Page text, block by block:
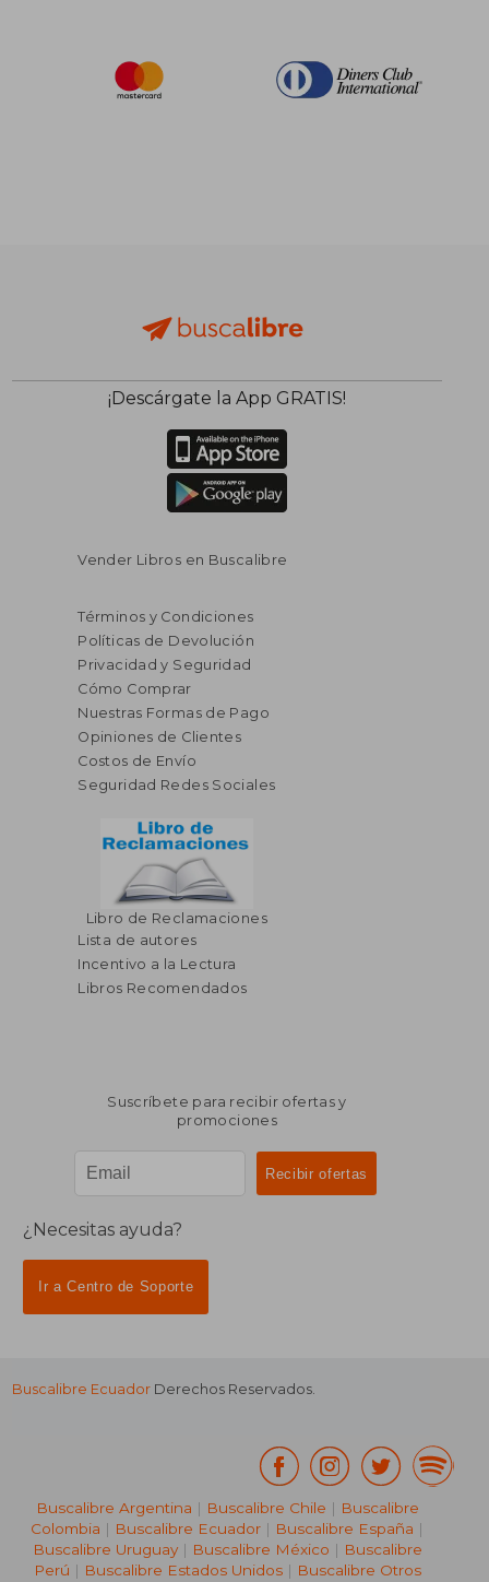
¡Descárgate la App GRATIS!
Vender Libros en Buscalibre
Términos y Condiciones
Políticas de Devolución
Privacidad y Seguridad
Cómo Comprar
Nuestras Formas de Pago
Opiniones de Clientes
Costos de Envío
Seguridad Redes Sociales
Libro de Reclamaciones
Lista de autores
Incentivo a la Lectura
Libros Recomendados
Suscríbete para recibir ofertas y
promociones
¿Necesitas ayuda?
Ir a Centro de Soporte
Buscalibre Ecuador Derechos Reservados.
Buscalibre Argentina | Buscalibre Chile | Buscalibre
Colombia | Buscalibre Ecuador | Buscalibre España |
Buscalibre Uruguay| Buscalibre México | Buscalibre
Perú | Buscalibre Estados Unidos| Buscalibre Otros